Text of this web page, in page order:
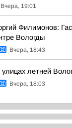
Вчера, 19:01
Филимонов:
Вологды
Вчера, 18:43
летней
Вчера, 18:03